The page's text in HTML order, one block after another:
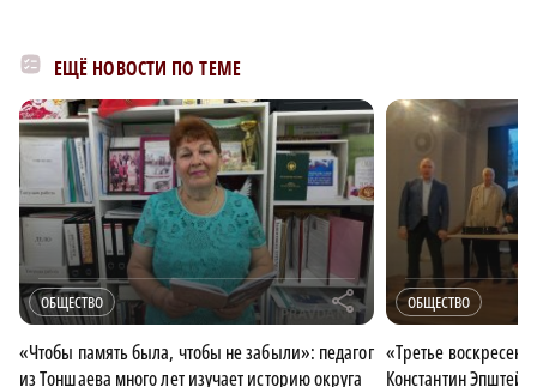
ЕЩЁ НОВОСТИ ПО ТЕМЕ
ОБЩЕСТВО r
«Чтобы память была, чтобы не забыли»: педагог
из Тоншаева много лет изучает историю округа
ОБЩЕСТВО
«Третье
Константин
×